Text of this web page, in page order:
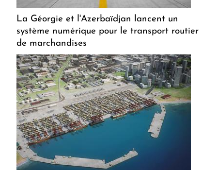
La Géorgie et l'Azerbaïdjan lancent un
système numérique pour le transport routier
de marchandises